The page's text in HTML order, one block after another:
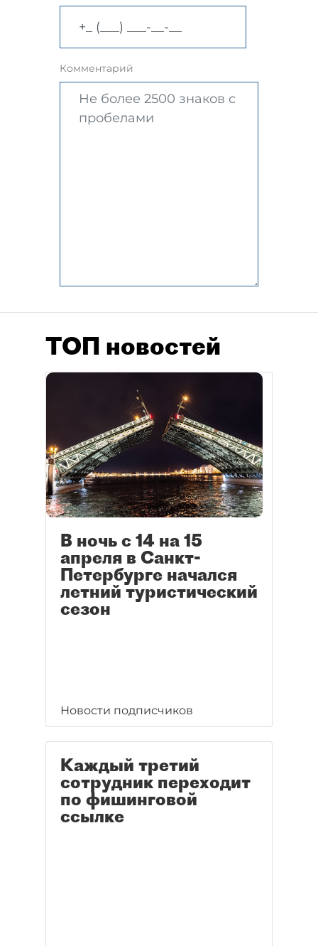
Комментарий
ТОП новостей
В ночь с 14 на 15
апреля в Санкт-
Петербурге начался
летний туристический
сезон
Новости подписчиков
Каждый третий
сотрудник переходит
по фишинговой
ссылке